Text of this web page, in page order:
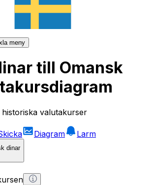
meny
till Omansk
valutakurser
Diagram
Larm
dinar